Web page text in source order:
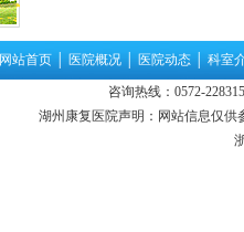
网站首页│ 医院概况│ 医院动态│ 科室
咨询热线：0572-
湖州康复医院声明：网站信息仅